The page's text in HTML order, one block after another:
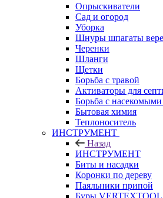
Опрыскиватели
Сад и огород
Уборка
Шнуры шпагаты
Черенки
Шланги
Щетки
Борьба с травой
Активаторы для
Борьба с
Бытовая химия
Теплоноситель
ИНСТРУМЕНТ
Назад
ИНСТРУМЕНТ
Биты и насадки
Коронки по дереву
Паяльники припой
Буры